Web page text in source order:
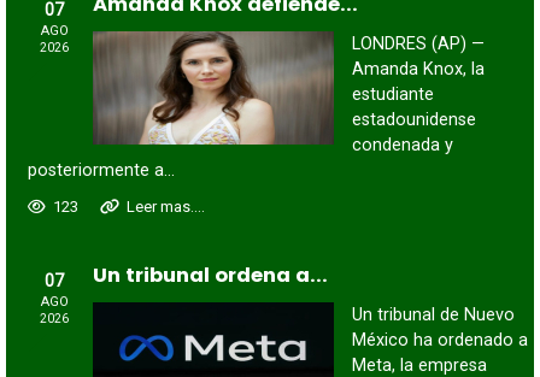
07
AGO
2026
LONDRES (AP) —
Amanda Knox, la
estudiante
estadounidense
condenada y
posteriormente a...
123 Leer mas....
07
AGO
2026
Un tribunal ordena a...
Un tribunal de Nuevo
México ha ordenado a
Meta, la empresa